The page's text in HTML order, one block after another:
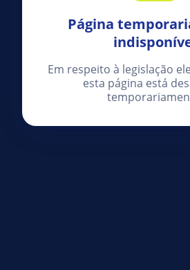
Página
Em respeito à legislação
esta página está